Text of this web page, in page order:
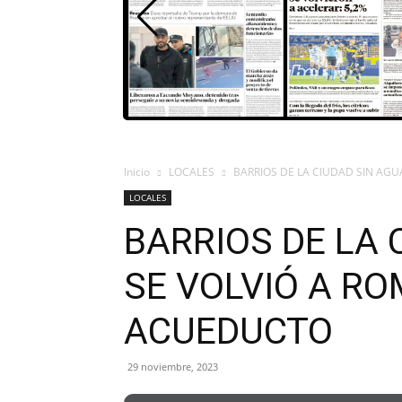
Inicio LOCALES BARRIOS DE LA CIUDAD SIN
LOCALES
BARRIOS DE LA
SE VOLVIÓ A
ACUEDUCTO
29 noviembre, 2023